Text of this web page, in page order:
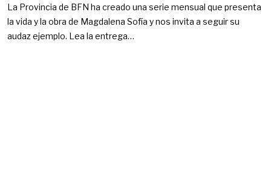
La Provincia de BFN ha creado una serie mensual que presenta
la vida y la obra de Magdalena Sofía y nos invita a seguir su
audaz ejemplo. Lea la entrega…